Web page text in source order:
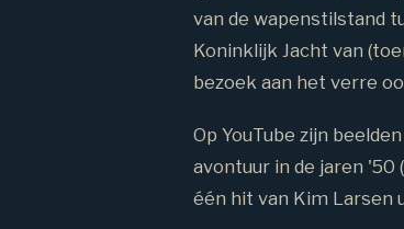
van de wapenstilstand
Koninklijk Jacht van
bezoek aan het verre
Op YouTube zijn
avontuur in de jaren '50
één hit van Kim Larsen